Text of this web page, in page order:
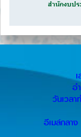
สำนักงบป
อ
วันเวล
อีเมล์กลา